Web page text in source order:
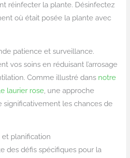
réinfecter la plante. Désinfectez
où était posée la plante avec
patience et surveillance.
vos soins en réduisant l’arrosage
Comme illustré dans notre
laurier rose , une approche
les chances de
et planification
des défis spécifiques pour la